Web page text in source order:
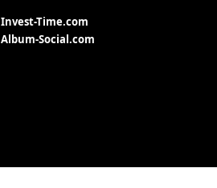
Invest-Time.com
Album-Social.com